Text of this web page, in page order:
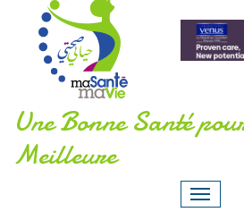
Une Bonne Santé
Meilleure